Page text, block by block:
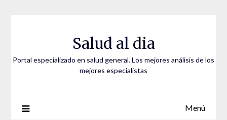
Salud al dia
Portal especializado en salud general. Los mejores análisis de los
mejores especialistas
Menú